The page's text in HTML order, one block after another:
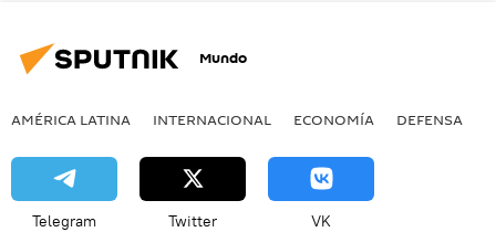
Mundo
AMÉRICA LATINA INTERNACIONAL ECONOMÍA DEFENSA
Telegram Twitter VK